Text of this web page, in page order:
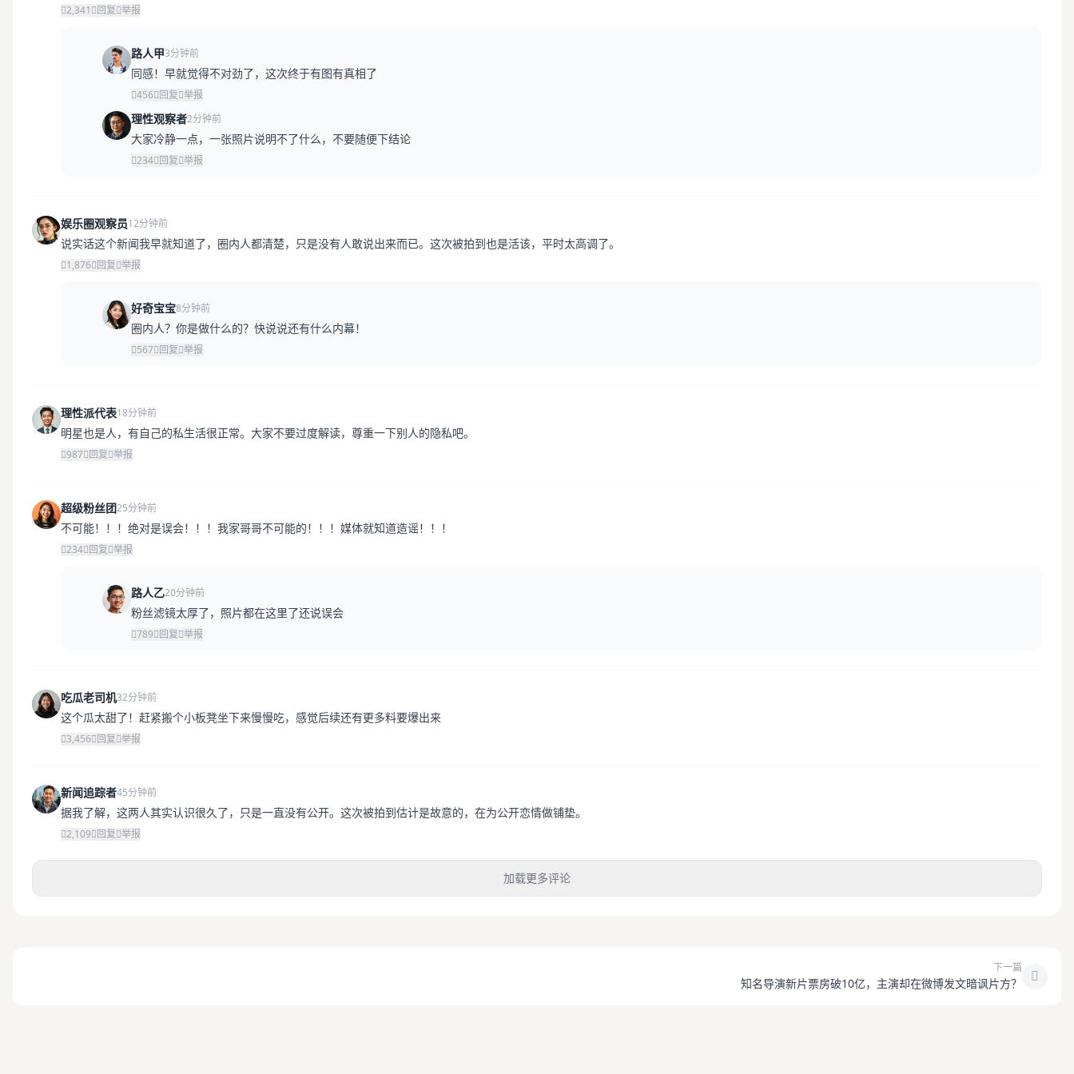
2,341 回复 举报
路人甲3分钟前
同感！早就觉得不对劲了，这次终于有图有真相了
456 回复 举报
理性观察者2分钟前
大家冷静一点，一张照片说明不了什么，不要随便下结论
234 回复 举报
娱乐圈观察员12分钟前
说实话这个新闻我早就知道了，圈内人都清楚，只是没有人敢说出来而已。这次被拍到也是活该，平时太高调了。
1,876 回复 举报
好奇宝宝8分钟前
圈内人？你是做什么的？快说说还有什么内幕！
567 回复 举报
理性派代表18分钟前
明星也是人，有自己的私生活很正常。大家不要过度解读，尊重一下别人的隐私吧。
987 回复 举报
超级粉丝团25分钟前
不可能！！！绝对是误会！！！我家哥哥不可能的！！！媒体就知道造谣！！！
234 回复 举报
路人乙20分钟前
粉丝滤镜太厚了，照片都在这里了还说误会
789 回复 举报
吃瓜老司机32分钟前
这个瓜太甜了！赶紧搬个小板凳坐下来慢慢吃，感觉后续还有更多料要爆出来
3,456 回复 举报
新闻追踪者45分钟前
据我了解，这两人其实认识很久了，只是一直没有公开。这次被拍到估计是故意的，在为公开恋情做铺垫。
2,109 回复 举报
加载更多评论
下一篇
知名导演新片票房破10亿，主演却在微博发文暗讽片方？